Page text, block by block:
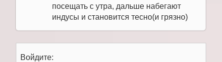
посещать с утра, дальше набегают
индусы и становится тесно(и грязно)
Войдите: